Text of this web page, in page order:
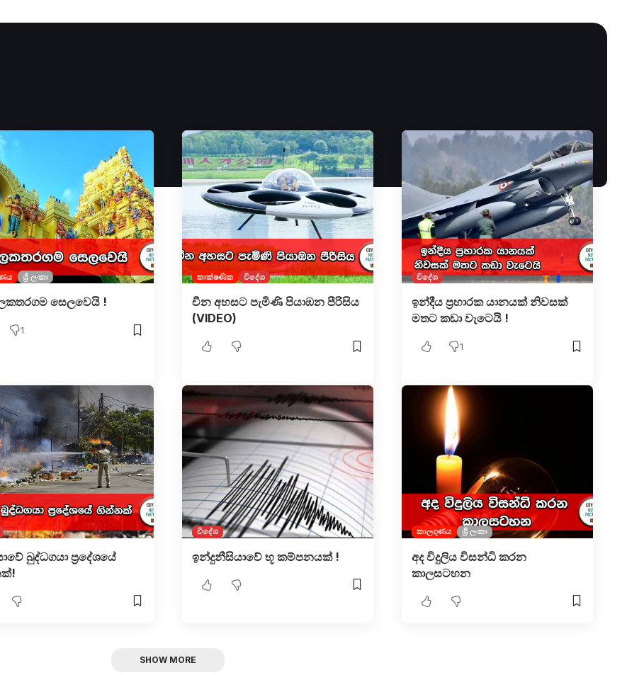
ශ්‍රී ලංකා
සෙලවෙයි !
1
තාක්ෂණික විදේශ
චීන අහසට පැමිණි පියාඹන පීරිසිය
(VIDEO)
විදේශ
ඉන්දීය ප්‍රහාරක යානයක් නිවසක්
මතට කඩා වැටෙයි !
1
බුද්ධගයා ප්‍රදේශයේ
විදේශ
ඉන්දුනීසියාවේ භූ කම්පනයක් !
කාලගුණය ශ්‍රී ලංකා
අද විදුලිය විසන්ධි කරන
කාලසටහන
SHOW MORE